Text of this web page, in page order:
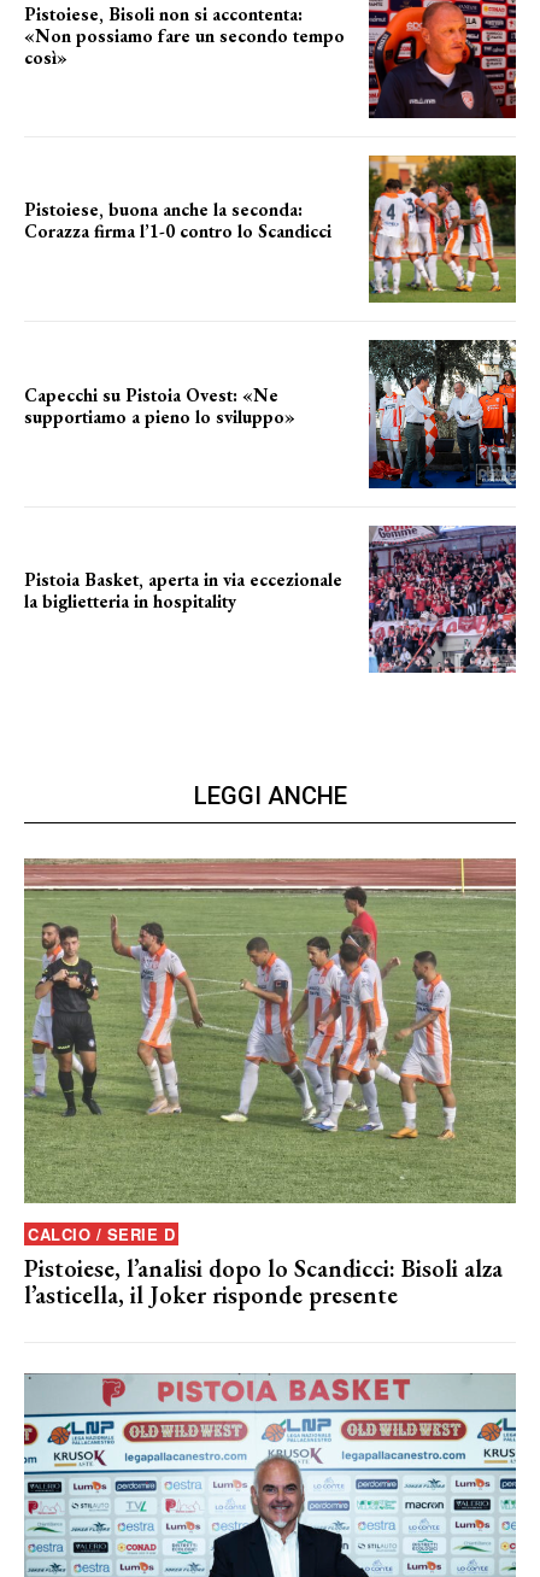
Pistoiese, Bisoli non si accontenta:
«Non possiamo fare un secondo tempo
così»
Pistoiese, buona anche la seconda:
Corazza firma l’1-0 contro lo Scandicci
Capecchi su Pistoia Ovest: «Ne
supportiamo a pieno lo sviluppo»
Pistoia Basket, aperta in via eccezionale
la biglietteria in hospitality
LEGGI ANCHE
CALCIO / SERIE D
Pistoiese, l’analisi dopo lo Scandicci: Bisoli alza
l’asticella, il Joker risponde presente